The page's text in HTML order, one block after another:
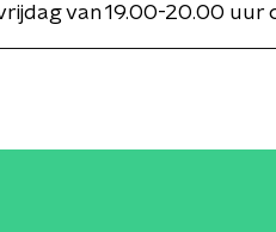
van 19.00-20.00 uur